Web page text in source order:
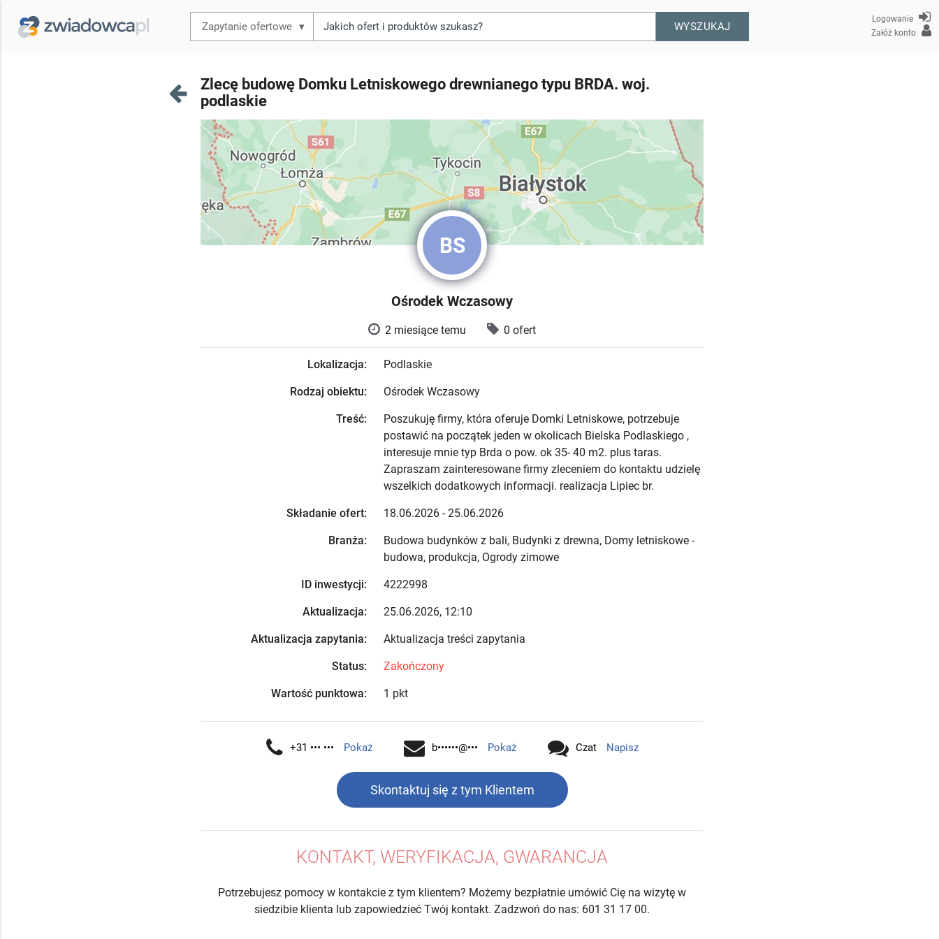
▾ WYSZUKAJ
Logowanie
Załóż konto
Zlecę budowę Domku Letniskowego drewnianego typu BRDA. woj.
podlaskie
BS
Ośrodek Wczasowy
2 miesiące temu 0 ofert
Lokalizacja: Podlaskie
Rodzaj obiektu: Ośrodek Wczasowy
Treść:
Poszukuję firmy, która oferuje Domki Letniskowe, potrzebuje
postawić na początek jeden w okolicach Bielska Podlaskiego ,
interesuje mnie typ Brda o pow. ok 35- 40 m2. plus taras.
Zapraszam zainteresowane firmy zleceniem do kontaktu udzielę
wszelkich dodatkowych informacji. realizacja Lipiec br.
Składanie ofert: 18.06.2026 - 25.06.2026
Branża:
Budowa budynków z bali, Budynki z drewna, Domy letniskowe -
budowa, produkcja, Ogrody zimowe
ID inwestycji: 4222998
Aktualizacja: 25.06.2026, 12:10
Aktualizacja zapytania: Aktualizacja treści zapytania
Status: Zakończony
Wartość punktowa: 1 pkt
+31 ••• ••• Pokaż b••••••@••• Pokaż Czat Napisz
Skontaktuj się z tym Klientem
KONTAKT, WERYFIKACJA, GWARANCJA
Potrzebujesz pomocy w kontakcie z tym klientem? Możemy bezpłatnie umówić Cię na wizytę w
siedzibie klienta lub zapowiedzieć Twój kontakt. Zadzwoń do nas: 601 31 17 00.